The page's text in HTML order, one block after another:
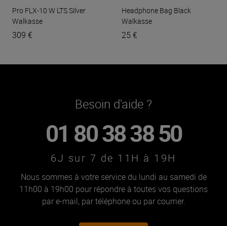
Pro FLX-10 W LTS Silver
Walkasse
309 €
Headphone Bag Black
Walkasse
25 €
Besoin d'aide ?
01 80 38 38 50
6J sur 7 de 11H à 19H
Nous sommes à votre service du lundi au samedi de
11h00 à 19h00 pour répondre à toutes vos questions
par e-mail, par téléphone ou par courrier.